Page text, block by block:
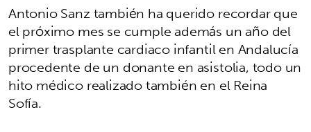
Antonio Sanz también ha querido recordar que
el próximo mes se cumple además un año del
primer trasplante cardiaco infantil en Andalucía
procedente de un donante en asistolia, todo un
hito médico realizado también en el Reina
Sofía.